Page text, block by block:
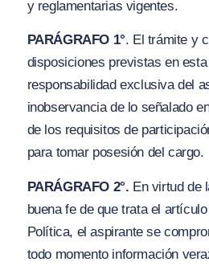
y reglamentarias vigentes.
PARÁGRAFO 1°. El trámite y
disposiciones previstas en
responsabilidad exclusiva del
inobservancia de lo señalado
de los requisitos de
para tomar posesión del cargo.
PARÁGRAFO 2°. En virtud de
buena fe de que trata el
Política, el aspirante se
todo momento información